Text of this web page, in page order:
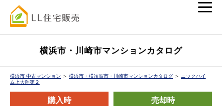
横浜市・川崎市マンションカタログ
横浜市 中古マンション ＞ 横浜市・横須賀市・川崎市マンションカタログ ＞ ニックハイ
ム上大岡第２
購入時 売却時